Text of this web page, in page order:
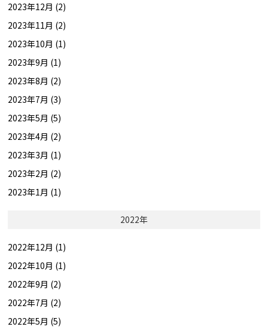
2023年12月 (2)
2023年11月 (2)
2023年10月 (1)
2023年9月 (1)
2023年8月 (2)
2023年7月 (3)
2023年5月 (5)
2023年4月 (2)
2023年3月 (1)
2023年2月 (2)
2023年1月 (1)
2022年
2022年12月 (1)
2022年10月 (1)
2022年9月 (2)
2022年7月 (2)
2022年5月 (5)